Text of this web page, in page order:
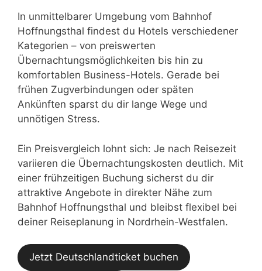
In unmittelbarer Umgebung vom Bahnhof
Hoffnungsthal findest du Hotels verschiedener
Kategorien – von preiswerten
Übernachtungsmöglichkeiten bis hin zu
komfortablen Business-Hotels. Gerade bei
frühen Zugverbindungen oder späten
Ankünften sparst du dir lange Wege und
unnötigen Stress.
Ein Preisvergleich lohnt sich: Je nach Reisezeit
variieren die Übernachtungskosten deutlich. Mit
einer frühzeitigen Buchung sicherst du dir
attraktive Angebote in direkter Nähe zum
Bahnhof Hoffnungsthal und bleibst flexibel bei
deiner Reiseplanung in Nordrhein-Westfalen.
Jetzt Deutschlandticket buchen